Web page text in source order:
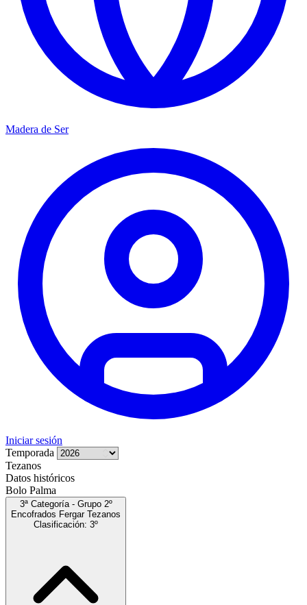
Madera de Ser
Iniciar sesión
Temporada
Tezanos
Datos históricos
Bolo Palma
3ª Categoría - Grupo 2º
Encofrados Fergar Tezanos
Clasificación: 3º